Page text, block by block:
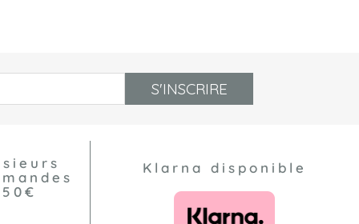
S'INSCRIRE
Klarna disponible